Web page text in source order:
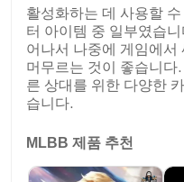
활성화하는 데 사용할
터 아이템 중 일부였습
어나서 나중에 게임에서
머무르는 것이 좋습니다
른 상대를 위한 다양한
습니다.
MLBB 제품 추천